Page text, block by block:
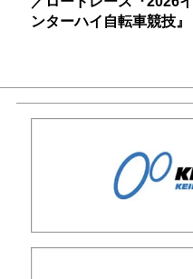
ンターハイ自転車競技』